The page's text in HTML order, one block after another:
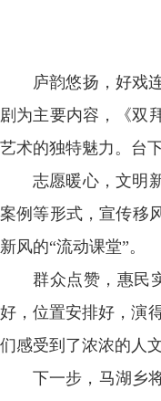
庐韵悠扬，好戏
剧为主要内容，《双
艺术的独特魅力。台
志愿暖心，文明
案例等形式，宣传移
新风的“流动课堂”。
群众点赞，惠民
好，位置安排好，演
们感受到了浓浓的人文
下一步，马湖乡